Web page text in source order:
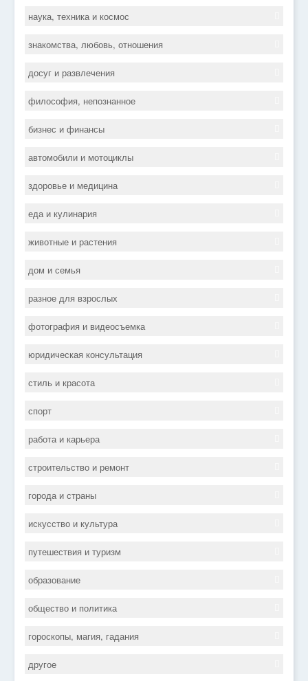
наука, техника и космос
знакомства, любовь, отношения
досуг и развлечения
философия, непознанное
бизнес и финансы
автомобили и мотоциклы
здоровье и медицина
еда и кулинария
животные и растения
дом и семья
разное для взрослых
фотография и видеосъемка
юридическая консультация
стиль и красота
спорт
работа и карьера
строительство и ремонт
города и страны
искусство и культура
путешествия и туризм
образование
общество и политика
гороскопы, магия, гадания
другое